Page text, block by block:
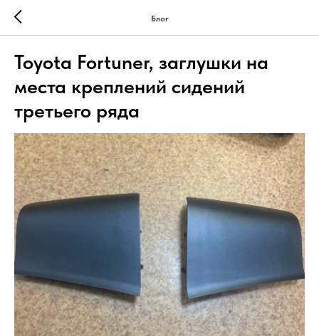
Блог
Toyota Fortuner, заглушки на
места креплений сидений
третьего ряда